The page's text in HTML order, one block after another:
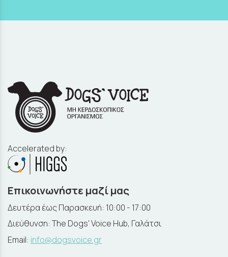
Accelerated by:
Επικοινωνήστε μαζί μας
Δευτέρα έως Παρασκευή: 10:00 - 17:00
Διεύθυνση: The Dogs' Voice Hub, Γαλάτσι
Email: info@dogsvoice.gr